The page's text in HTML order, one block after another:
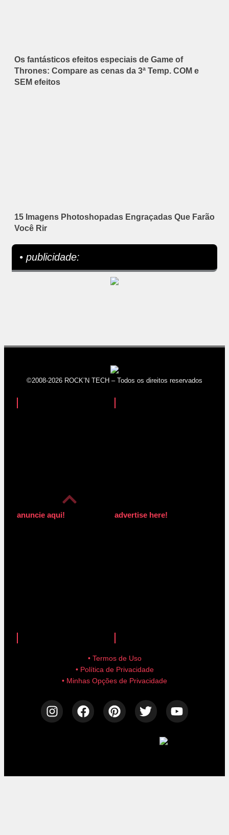
Os fantásticos efeitos especiais de Game of
Thrones: Compare as cenas da 3ª Temp. COM e
SEM efeitos
15 Imagens Photoshopadas Engraçadas Que Farão
Você Rir
• publicidade:
©2008-2026 ROCK’N TECH – Todos os direitos reservados
anuncie aqui! advertise here!
• Termos de Uso
• Política de Privacidade
• Minhas Opções de Privacidade